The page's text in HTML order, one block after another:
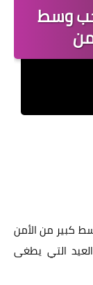
وسط
كبير من الأمن
العيد التي يطغى